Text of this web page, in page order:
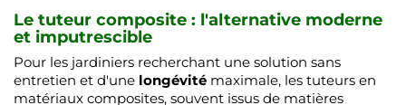
Le tuteur composite : l'alternative moderne
et imputrescible
Pour les jardiniers recherchant une solution sans
entretien et d'une longévité maximale, les tuteurs en
matériaux composites, souvent issus de matières